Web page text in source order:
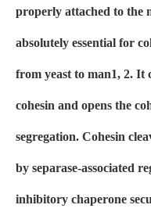
properly attached to the
absolutely essential for
from yeast to man1, 2. It
cohesin and opens the
segregation. Cohesin
by separase-associated
inhibitory chaperone